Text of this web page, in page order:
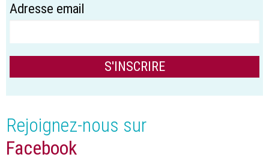
Adresse email
Rejoignez-nous sur
Facebook